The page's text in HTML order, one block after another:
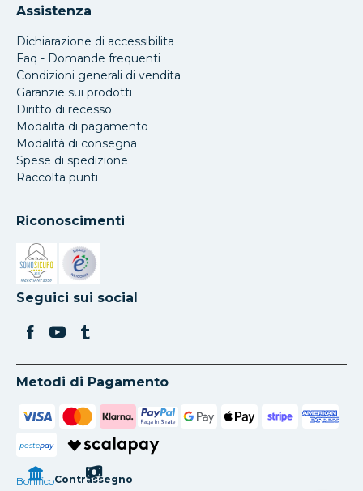
Assistenza
Dichiarazione di accessibilita
Faq - Domande frequenti
Condizioni generali di vendita
Garanzie sui prodotti
Diritto di recesso
Modalita di pagamento
Modalità di consegna
Spese di spedizione
Raccolta punti
Riconoscimenti
Si apre in una nuova scheda
Si apre in una nuova scheda
Seguici sui social
Metodi di Pagamento
postepay
BonificoContrassegno